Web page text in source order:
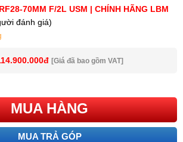
70MM F/2L USM | CHÍNH HÃNG LBM
đánh giá)
[Giá đã bao gồm VAT]
MUA HÀNG
MUA TRẢ GÓP